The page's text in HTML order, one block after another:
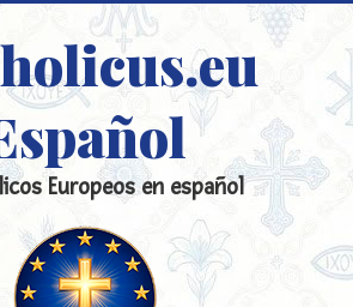
Europeos en español